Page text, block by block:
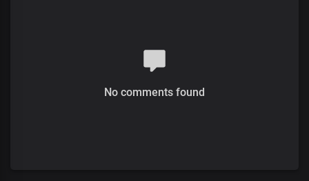
No comments found